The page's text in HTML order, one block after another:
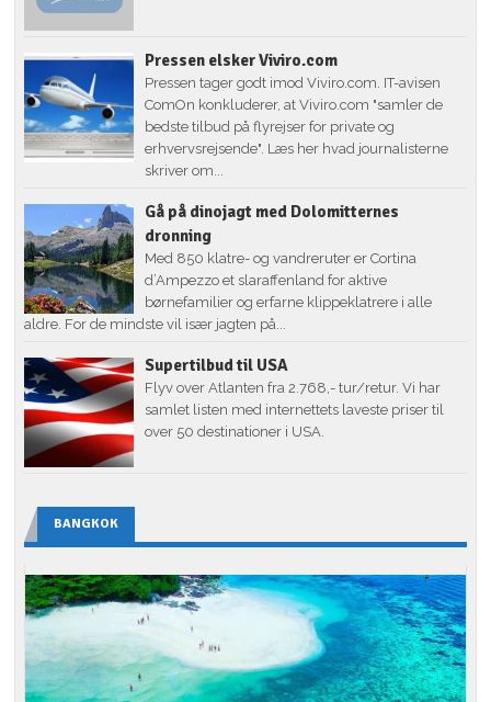
Pressen elsker Viviro.com
Pressen tager godt imod Viviro.com. IT-avisen
ComOn konkluderer, at Viviro.com "samler de
bedste tilbud på flyrejser for private og
erhvervsrejsende". Læs her hvad journalisterne
skriver om...
Gå på dinojagt med Dolomitternes
dronning
Med 850 klatre- og vandreruter er Cortina
d’Ampezzo et slaraffenland for aktive
børnefamilier og erfarne klippeklatrere i alle
aldre. For de mindste vil især jagten på...
Supertilbud til USA
Flyv over Atlanten fra 2.768,- tur/retur. Vi har
samlet listen med internettets laveste priser til
over 50 destinationer i USA.
BANGKOK